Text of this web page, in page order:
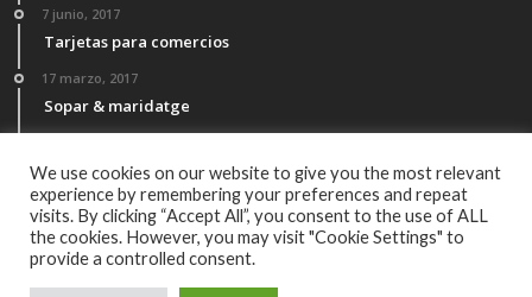
7 junio, 2017
Tarjetas para comercios
17 marzo, 2017
Sopar & maridatge
Menú Desgutación Segle XXI
© Copyright 2016, Todos los derechos reservados por All Rights
We use cookies on our website to give you the most relevant
experience by remembering your preferences and repeat
visits. By clicking “Accept All”, you consent to the use of ALL
the cookies. However, you may visit "Cookie Settings" to
provide a controlled consent.